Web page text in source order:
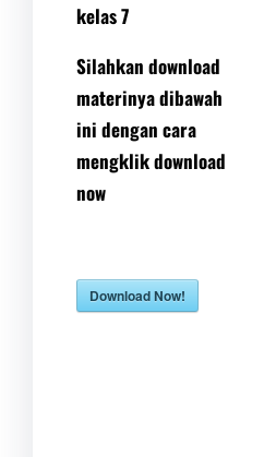
kelas 7
Silahkan download
materinya dibawah
ini dengan cara
mengklik download
now
Download Now!